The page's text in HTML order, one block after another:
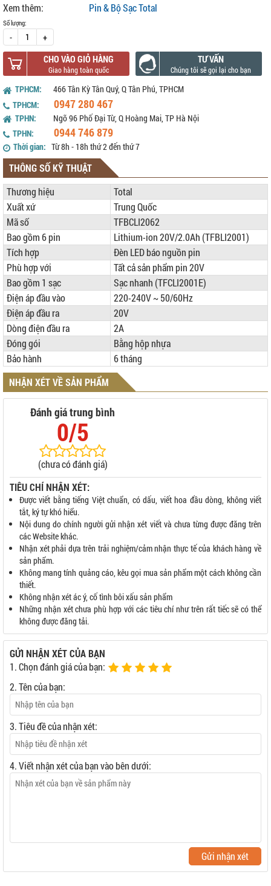
Xem thêm:
Pin & Bộ Sạc Total
Số lượng:
- +
CHO VÀO GIỎ HÀNG TƯ VẤN
TPHCM:
466 Tân Kỳ Tân Quý, Q Tân Phú, TPHCM
TPHCM:
0947 280 467
TPHN:
Ngõ 96 Phố Đại Từ, Q Hoàng Mai, TP Hà Nội
TPHN:
0944 746 879
Thời gian: Từ 8h - 18h thứ 2 đến thứ 7
THÔNG SỐ KỸ THUẬT
Thương hiệu
Total
Xuất xứ
Trung Quốc
Mã số
TFBCLI2062
Bao gồm 6 pin
Lithium-ion 20V/2.0Ah (TFBLI2001)
Tích hợp
Đèn LED báo nguồn pin
Phù hợp với
Tất cả sản phẩm pin 20V
Bao gồm 1 sạc
Sạc nhanh (TFCLI2001E)
Điện áp đầu vào
220-240V ~ 50/60Hz
Điện áp đầu ra
20V
Dòng điện đầu ra
2A
Đóng gói
Bằng hộp nhựa
Bảo hành
6 tháng
NHẬN XÉT VỀ SẢN PHẨM
Đánh giá trung bình
0/5
(chưa có đánh giá)
TIÊU CHÍ NHẬN XÉT:
Được viết bằng tiếng Việt chuẩn, có dấu, viết hoa đầu dòng, không viết
tắt, ký tự khó hiểu.
Nội dung do chính người gửi nhận xét viết và chưa từng được đăng trên
các Website khác.
Nhận xét phải dựa trên trải nghiệm/cảm nhận thực tế của khách hàng về
sản phẩm.
Không mang tính quảng cáo, kêu gọi mua sản phẩm một cách không cần
thiết.
Không nhận xét ác ý, cố tình bôi xấu sản phẩm
Những nhận xét chưa phù hợp với các tiêu chí như trên rất tiếc sẽ có thể
không được đăng tải.
GỬI NHẬN XÉT CỦA BẠN
1. Chọn đánh giá của bạn:
2. Tên của bạn:
3. Tiêu đề của nhận xét:
4. Viết nhận xét của bạn vào bên dưới:
Gửi nhận xét